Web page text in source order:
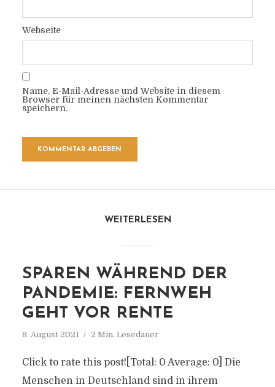
Webseite
Name, E-Mail-Adresse und Website in diesem
Browser für meinen nächsten Kommentar
speichern.
WEITERLESEN
SPAREN WÄHREND DER
PANDEMIE: FERNWEH
GEHT VOR RENTE
8. August 2021 2 Min. Lesedauer
Click to rate this post![Total: 0 Average: 0] Die
Menschen in Deutschland sind in ihrem